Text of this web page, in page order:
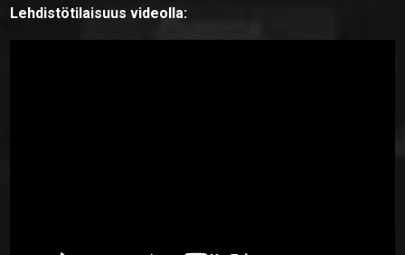
Lehdistötilaisuus videolla: